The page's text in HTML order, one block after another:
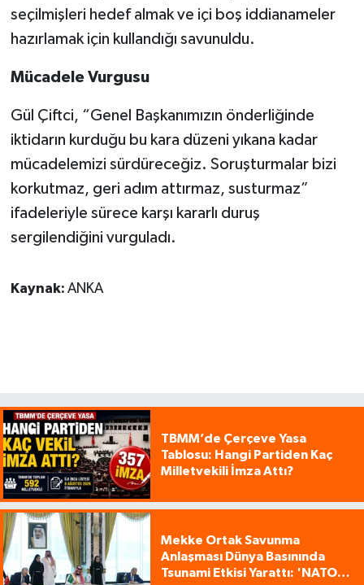
seçilmişleri hedef almak ve içi boş iddianameler
hazırlamak için kullandığı savunuldu.
Mücadele Vurgusu
Gül Çiftci, “Genel Başkanımızın önderliğinde
iktidarın kurduğu bu kara düzeni yıkana kadar
mücadelemizi sürdüreceğiz. Soruşturmalar bizi
korkutmaz, geri adım attırmaz, susturmaz”
ifadeleriyle sürece karşı kararlı duruş
sergilendiğini vurguladı.
Kaynak: ANKA
TBMM’de Çerçeve Yasa
Tablosu: Hangi Partiden Kaç
Milletvekili İmza Attı?
Mekke Ortak Savunma
Anlaşması Dünya Basınında
Tsunami Etkisi Yarattı: 'NATO